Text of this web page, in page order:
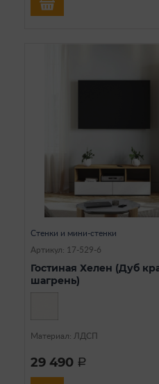
Стенки и мини-стенки
Артикул: 17-529-6
Гостиная Хелен (Дуб
шагрень)
Материал: ЛДСП
29 490 a